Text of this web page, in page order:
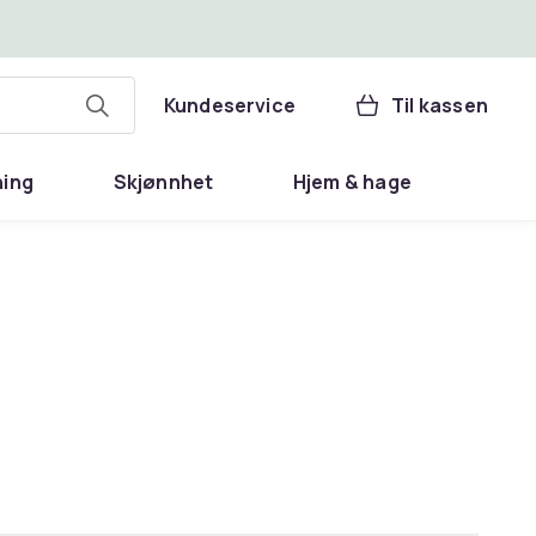
Kundeservice Til kassen
Skjønnhet Hjem & hage